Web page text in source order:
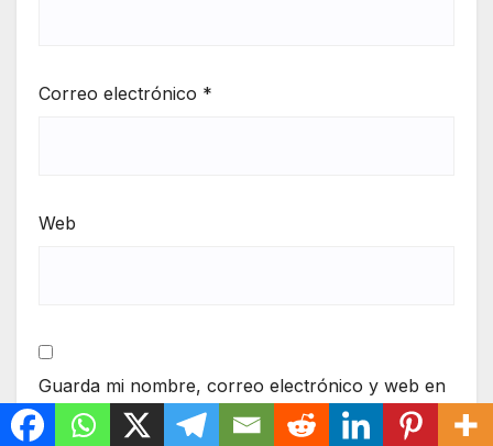
Correo electrónico *
Web
Guarda mi nombre, correo electrónico y web en
este navegador para la próxima vez que